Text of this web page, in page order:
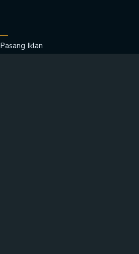
Pasang Iklan